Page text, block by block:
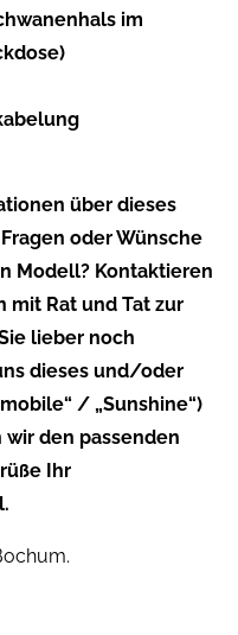
im
über dieses
oder Wünsche
Modell? Kontaktieren
mit Rat und Tat zur
lieber noch
dieses und/oder
/ „Sunshine“)
den passenden
Ihr